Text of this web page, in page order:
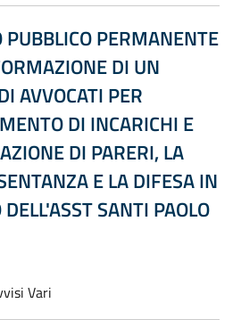
PUBBLICO PERMANENTE
DI UN
AVVOCATI PER
DI INCARICHI E
DI PARERI, LA
E LA DIFESA IN
SANTI PAOLO
Vari